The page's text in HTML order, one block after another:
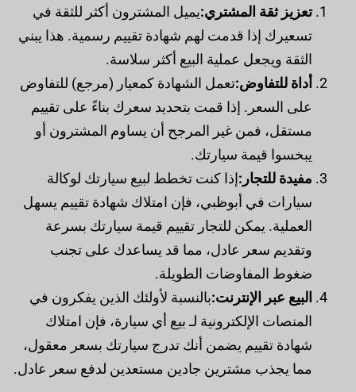
تعزيز ثقة المشتري:يميل المشترون أكثر للثقة في
تسعيرك إذا قدمت لهم شهادة تقييم رسمية. هذا يبني
الثقة ويجعل عملية البيع أكثر سلاسة.
أداة للتفاوض:تعمل الشهادة كمعيار (مرجع) للتفاوض
على السعر. إذا قمت بتحديد سعرك بناءً على تقييم
مستقل، فمن غير المرجح أن يساوم المشترون أو
يبخسوا قيمة سيارتك.
مفيدة للتجار:إذا كنت تخطط لبيع سيارتك لوكالة
سيارات في أبوظبي، فإن امتلاك شهادة تقييم يسهل
العملية. يمكن للتجار تقييم قيمة سيارتك بسرعة
وتقديم سعر عادل، مما قد يساعدك على تجنب
ضغوط المفاوضات الطويلة.
البيع عبر الإنترنت:بالنسبة لأولئك الذين يفكرون في
المنصات الإلكترونية لـ بيع أي سيارة، فإن امتلاك
شهادة تقييم يضمن أنك تدرج سيارتك بسعر معقول،
مما يجذب مشترين جادين مستعدين لدفع سعر عادل.